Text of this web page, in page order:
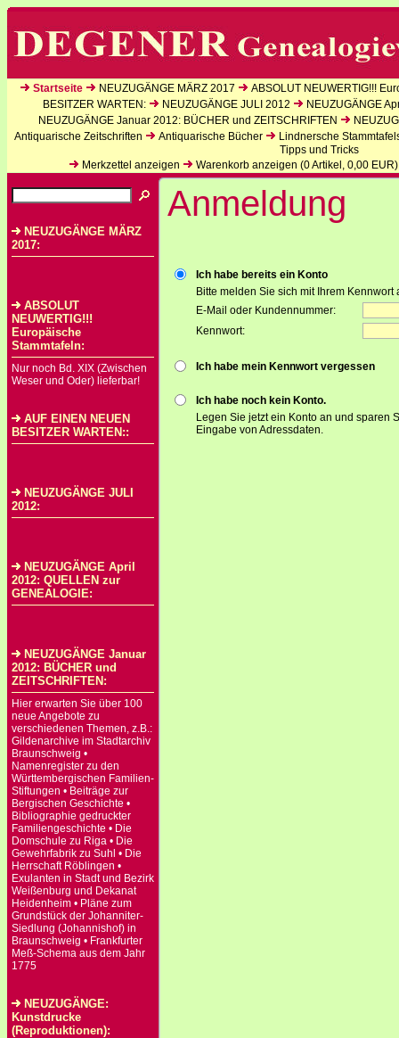
Startseite NEUZUGÄNGE MÄRZ 2017
ABSOLUT NEUWERTIG!!!
BESITZER WARTEN:
NEUZUGÄNGE JULI 2012
NEUZUGÄNGE
NEUZUGÄNGE Januar 2012: BÜCHER und ZEITSCHRIFTEN
Antiquarische Zeitschriften
Antiquarische Bücher
Lindnersche
Tipps und Tricks
Merkzettel anzeigen
Warenkorb anzeigen (0Artikel, 0,00 EUR)
NEUZUGÄNGE MÄRZ
2017:
ABSOLUT
NEUWERTIG!!!
Europäische
Stammtafeln:
Nur noch Bd. XIX (Zwischen
Weser und Oder) lieferbar!
AUF EINEN NEUEN
BESITZER WARTEN::
NEUZUGÄNGE JULI
2012:
NEUZUGÄNGE April
2012: QUELLEN zur
GENEALOGIE:
NEUZUGÄNGE Januar
2012: BÜCHER und
ZEITSCHRIFTEN:
Hier erwarten Sie über 100
neue Angebote zu
verschiedenen Themen, z.B.:
Gildenarchive im Stadtarchiv
Braunschweig •
Namenregister zu den
Württembergischen Familien-
Stiftungen • Beiträge zur
Bergischen Geschichte •
Bibliographie gedruckter
Familiengeschichte • Die
Domschule zu Riga • Die
Gewehrfabrik zu Suhl • Die
Herrschaft Röblingen •
Exulanten in Stadt und Bezirk
Weißenburg und Dekanat
Heidenheim • Pläne zum
Grundstück der Johanniter-
Siedlung (Johannishof) in
Braunschweig • Frankfurter
Meß-Schema aus dem Jahr
1775
NEUZUGÄNGE:
Kunstdrucke
(Reproduktionen):
Anmeldung
Ich habe bereits ein Konto
Bitte melden Sie sich mit Ihrem Kennwort
E-Mail oder Kundennummer:
Kennwort:
Ich habe mein Kennwort vergessen
Ich habe noch kein Konto.
Legen Sie jetzt ein Konto an und sparen
Eingabe von Adressdaten.